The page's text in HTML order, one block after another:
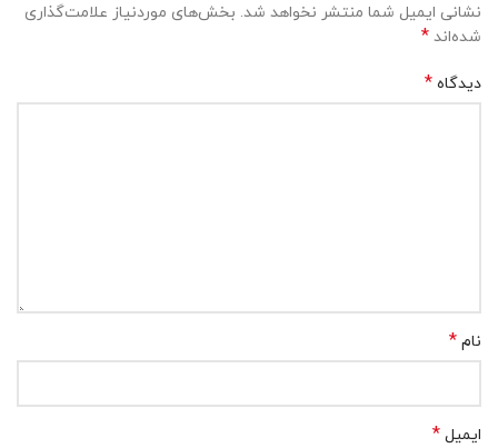
نشانی ایمیل شما منتشر نخواهد شد. بخش‌های موردنیاز علامت‌گذاری
شده‌اند *
دیدگاه *
نام *
ایمیل *